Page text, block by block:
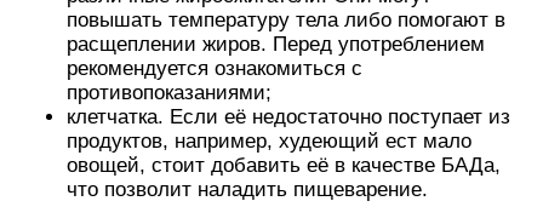
повышать температуру тела либо помогают в
расщеплении жиров. Перед употреблением
рекомендуется ознакомиться с
противопоказаниями;
клетчатка. Если её недостаточно поступает из
продуктов, например, худеющий ест мало
овощей, стоит добавить её в качестве БАДа,
что позволит наладить пищеварение.